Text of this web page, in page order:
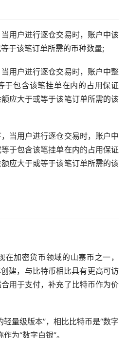
用户进行逐仓交易时，账户中该
于该笔订单所需的币种数量;
用户进行逐仓交易时，账户中整
于包含该笔挂单在内的占用保证
应大于或等于该笔订单所需的该
当用户进行逐仓交易时，账户中
于包含该笔挂单在内的占用保证
应大于或等于该笔订单所需的该
在加密货币领域的山寨币之一，
建，与比特币相比具有更高可访
用于支付，补充了比特币作为价
量级版本”，相比比特币是“数字
为“数字白银”。